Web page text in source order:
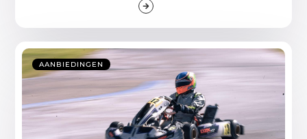
AANBIEDINGEN